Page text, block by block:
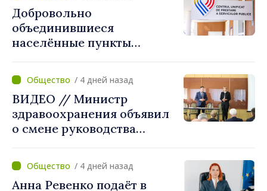
Добровольно
объединившиеся
населённые пункты
создания Единых центров
предоставления услуг
/ 4 дней назад
ВИДЕО // Министр
здравоохранения объявил
о смене руководства
больницы. Людмила
Капчеля будет исполнять
обязанности директора
/ 4 дней назад
Анна Ревенко подаёт в